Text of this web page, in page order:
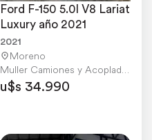
Ford F-150 5.0l V8 Lariat
Luxury año 2021
2021
Moreno
Muller Camiones y Acoplados
u$s 34.990